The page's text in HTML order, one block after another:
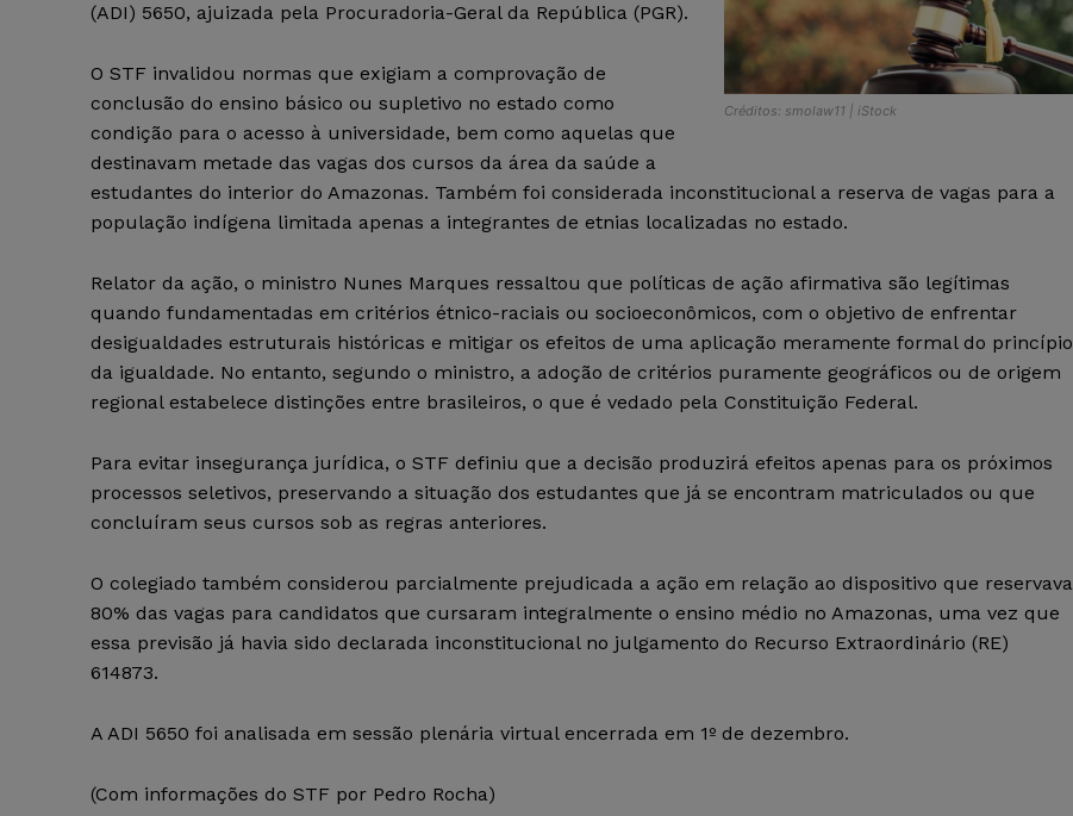
Créditos: smolaw11 | iStock
(ADI) 5650, ajuizada pela Procuradoria-Geral da República (PGR).
O STF invalidou normas que exigiam a comprovação de
conclusão do ensino básico ou supletivo no estado como
condição para o acesso à universidade, bem como aquelas que
destinavam metade das vagas dos cursos da área da saúde a
estudantes do interior do Amazonas. Também foi considerada inconstitucional a reserva de vagas para a
população indígena limitada apenas a integrantes de etnias localizadas no estado.
Relator da ação, o ministro Nunes Marques ressaltou que políticas de ação afirmativa são legítimas
quando fundamentadas em critérios étnico-raciais ou socioeconômicos, com o objetivo de enfrentar
desigualdades estruturais históricas e mitigar os efeitos de uma aplicação meramente formal do princípio
da igualdade. No entanto, segundo o ministro, a adoção de critérios puramente geográficos ou de origem
regional estabelece distinções entre brasileiros, o que é vedado pela Constituição Federal.
Para evitar insegurança jurídica, o STF definiu que a decisão produzirá efeitos apenas para os próximos
processos seletivos, preservando a situação dos estudantes que já se encontram matriculados ou que
concluíram seus cursos sob as regras anteriores.
O colegiado também considerou parcialmente prejudicada a ação em relação ao dispositivo que reservava
80% das vagas para candidatos que cursaram integralmente o ensino médio no Amazonas, uma vez que
essa previsão já havia sido declarada inconstitucional no julgamento do Recurso Extraordinário (RE)
614873.
A ADI 5650 foi analisada em sessão plenária virtual encerrada em 1º de dezembro.
(Com informações do STF por Pedro Rocha)